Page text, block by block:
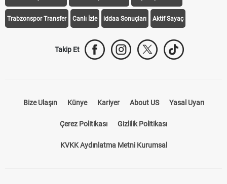
Trabzonspor Transfer Canlı İzle iddaa Sonuçları Aktif Sayaç
Takip Et
Bize Ulaşın Künye Kariyer About US Yasal Uyarı
Çerez Politikası Gizlilik Politikası
KVKK Aydınlatma Metni Kurumsal